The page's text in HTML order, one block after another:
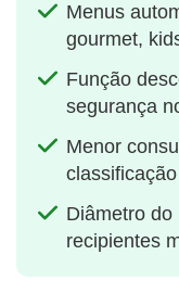
Menus
gourmet,
Função
segurança
Menor
Diâmetro
recipientes